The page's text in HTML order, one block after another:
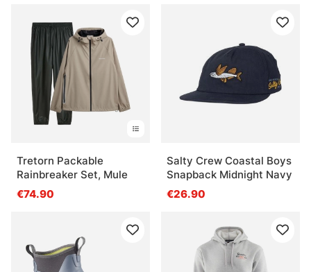
Tretorn Packable
Rainbreaker Set, Mule
€74.90
Salty Crew Coastal Boys
Snapback Midnight Navy
€26.90